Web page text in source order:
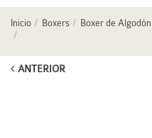
Inicio Boxers Boxer de Algodón
ANTERIOR